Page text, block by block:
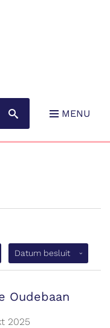
MENU
Datum besluit(aflopend)
Oudebaan
2025